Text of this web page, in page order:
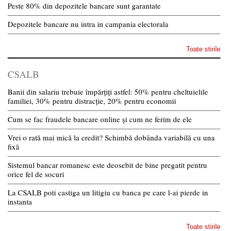
Peste 80% din depozitele bancare sunt garantate
Depozitele bancare nu intra in campania electorala
Toate stirile
CSALB
Banii din salariu trebuie împărțiți astfel: 50% pentru cheltuielile
familiei, 30% pentru distracție, 20% pentru economii
Cum se fac fraudele bancare online și cum ne ferim de ele
Vrei o rată mai mică la credit? Schimbă dobânda variabilă cu una
fixă
Sistemul bancar romanesc este deosebit de bine pregatit pentru
orice fel de socuri
La CSALB poti castiga un litigiu cu banca pe care l-ai pierde in
instanta
Toate stirile